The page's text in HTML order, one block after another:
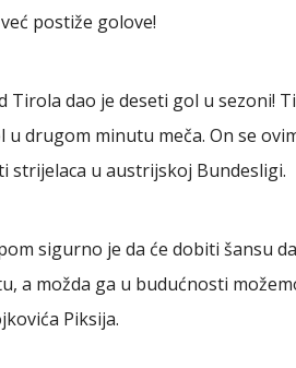
postiže golove!
Tirola dao je deseti gol u sezoni!
u drugom minutu meča. On se
strijelaca u austrijskoj Bundesligi.
sigurno je da će dobiti šansu
a možda ga u budućnosti
Piksija.